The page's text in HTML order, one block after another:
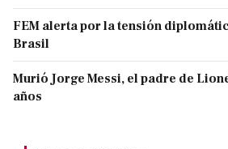
FEM alerta por la tensión
Brasil
Murió Jorge Messi, el padre de
años